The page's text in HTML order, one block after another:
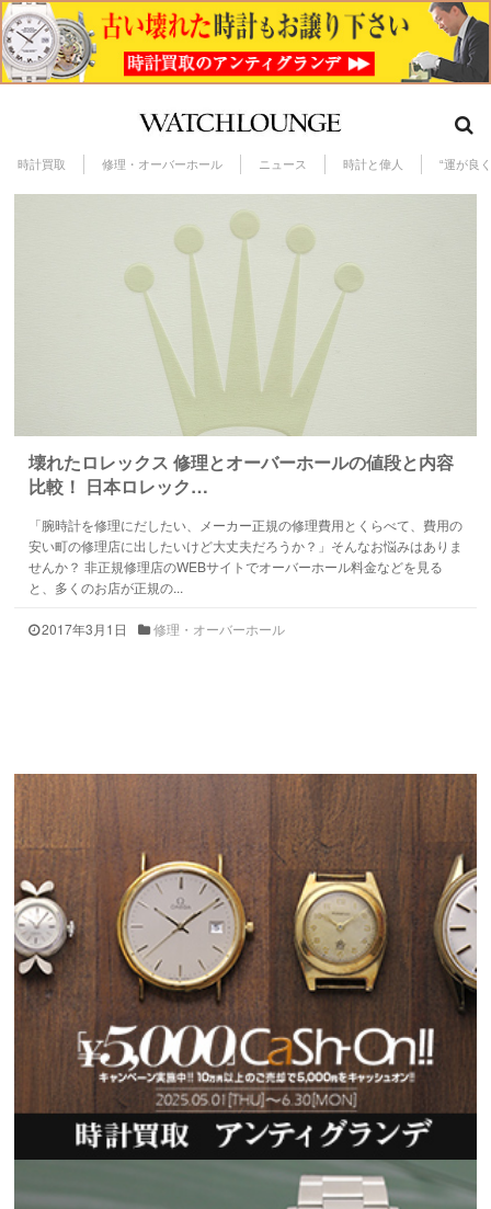
時計買取 修理・オーバーホール ニュース 時計と偉人 “運が良
壊れたロレックス 修理とオーバーホールの値段と内容
比較！ 日本ロレック…
「腕時計を修理にだしたい、メーカー正規の修理費用とくらべて、費用の
安い町の修理店に出したいけど大丈夫だろうか？」そんなお悩みはありま
せんか？ 非正規修理店のWEBサイトでオーバーホール料金などを見る
と、多くのお店が正規の...
2017年3月1日 修理・オーバーホール